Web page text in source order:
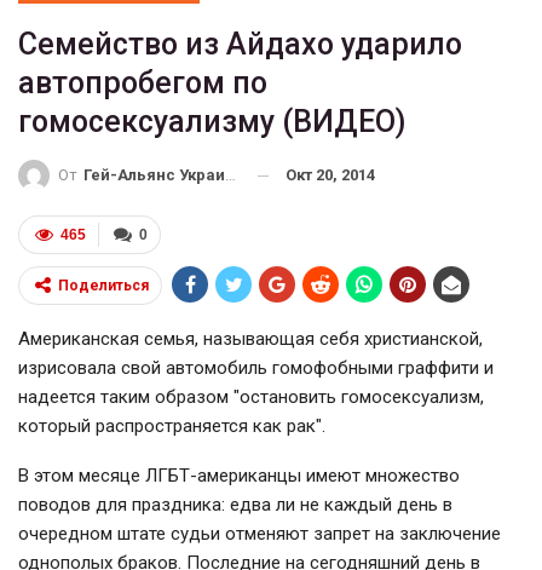
Семейство из Айдахо ударило
автопробегом по
гомосексуализму (ВИДЕО)
От Гей-Альянс Украина Окт 20, 2014
0
465
Поделиться
Американская семья, называющая себя христианской,
изрисовала свой автомобиль гомофобными граффити и
надеется таким образом "остановить гомосексуализм,
который распространяется как рак".
В этом месяце ЛГБТ-американцы имеют множество
поводов для праздника: едва ли не каждый день в
очередном штате судьи отменяют запрет на заключение
однополых браков. Последние на сегодняшний день в